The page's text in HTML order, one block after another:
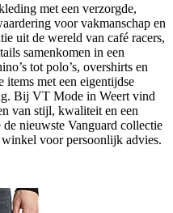
met een verzorgde,
voor vakmanschap en
uit de wereld van café racers,
samenkomen in een
tot polo’s, overshirts en
items met een eigentijdse
Bij VT Mode in Weert vind
van stijl, kwaliteit en een
nieuwste Vanguard collectie
voor persoonlijk advies.